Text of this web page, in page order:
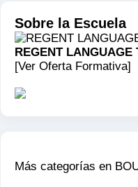
Sobre la Escuela
REGENT LANGUAGE
[Ver Oferta Formativa]
Más categorías en